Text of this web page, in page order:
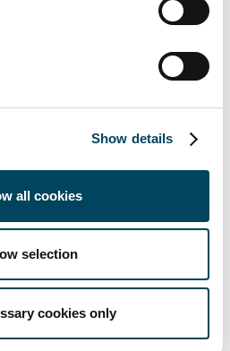
Show details
all cookies
selection
cookies only
hinaus den
auf. CRIM ist eine
AB Gruppe, und ihr
CRIM
mehrere Fonds und
verwalteten Vermögen